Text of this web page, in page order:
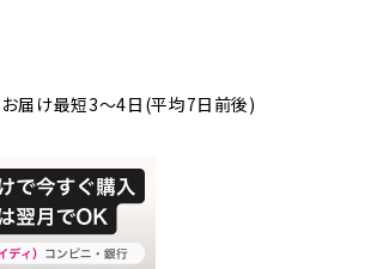
届け最短3～4日(平均7日前後)